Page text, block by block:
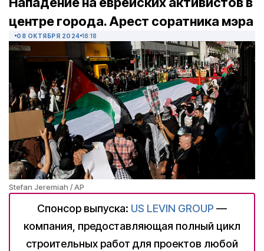
центре города. Арест соратника мэра
08 ОКТЯБРЯ 2024 18:18
Stefan Jeremiah / AP
Спонсор выпуска: US LEVIN GROUP —
компания, предоставляющая полный цикл
строительных работ для проектов любой